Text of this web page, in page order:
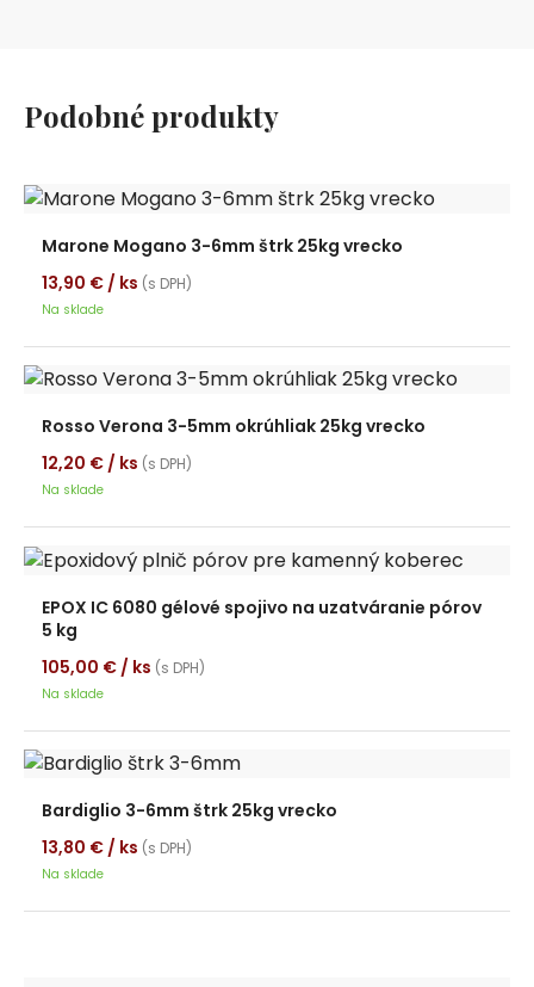
Podobné produkty
Marone Mogano 3-6mm štrk 25kg vrecko
13,90 € / ks (s DPH)
Na sklade
Rosso Verona 3-5mm okrúhliak 25kg vrecko
12,20 € / ks (s DPH)
Na sklade
EPOX IC 6080 gélové spojivo na uzatváranie pórov
5 kg
105,00 € / ks (s DPH)
Na sklade
Bardiglio 3-6mm štrk 25kg vrecko
13,80 € / ks (s DPH)
Na sklade